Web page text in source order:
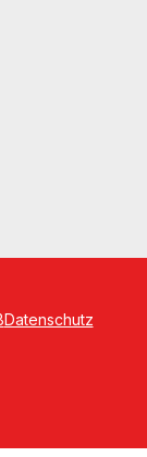
Datenschutz